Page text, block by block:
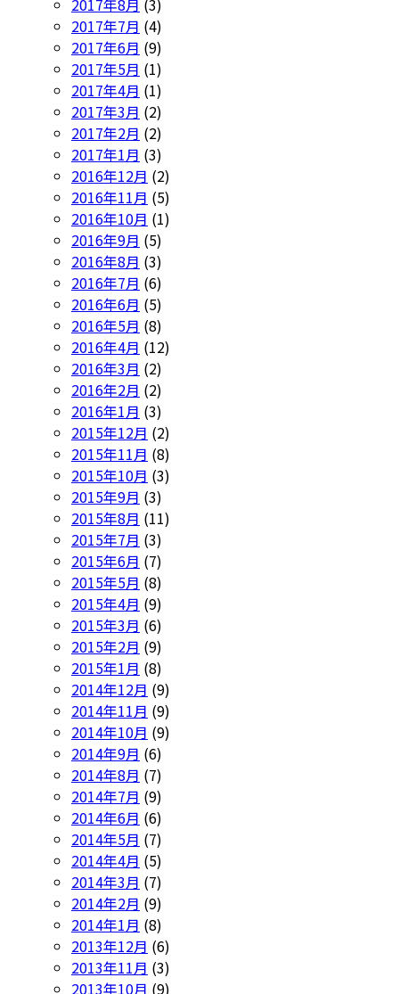
2017年7月 (4)
2017年6月 (9)
2017年5月 (1)
2017年4月 (1)
2017年3月 (2)
2017年2月 (2)
2017年1月 (3)
2016年12月 (2)
2016年11月 (5)
2016年10月 (1)
2016年9月 (5)
2016年8月 (3)
2016年7月 (6)
2016年6月 (5)
2016年5月 (8)
2016年4月 (12)
2016年3月 (2)
2016年2月 (2)
2016年1月 (3)
2015年12月 (2)
2015年11月 (8)
2015年10月 (3)
2015年9月 (3)
2015年8月 (11)
2015年7月 (3)
2015年6月 (7)
2015年5月 (8)
2015年4月 (9)
2015年3月 (6)
2015年2月 (9)
2015年1月 (8)
2014年12月 (9)
2014年11月 (9)
2014年10月 (9)
2014年9月 (6)
2014年8月 (7)
2014年7月 (9)
2014年6月 (6)
2014年5月 (7)
2014年4月 (5)
2014年3月 (7)
2014年2月 (9)
2014年1月 (8)
2013年12月 (6)
2013年11月 (3)
2013年10月 (9)